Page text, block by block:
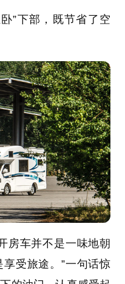
”下部，既节省了空
房车并不是一味地朝
受旅途。”一句话惊